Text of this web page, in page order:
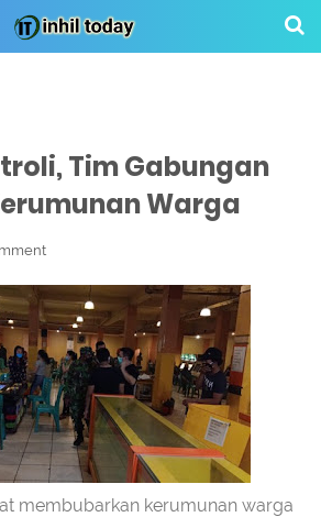
Tim Gabungan
Warga
membubarkan kerumunan warga